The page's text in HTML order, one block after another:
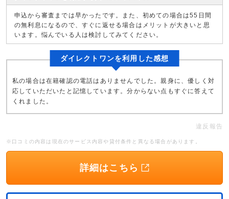
申込から審査までは早かったです。また、初めての場合は55日間
の無利息になるので、すぐに返せる場合はメリットが大きいと思
います。悩んでいる人は検討してみてください。
ダイレクトワンを利用した感想
私の場合は在籍確認の電話はありませんでした。親身に、優しく対
応していただいたと記憶しています。分からない点もすぐに答えて
くれました。
違反報告
※口コミの内容は現在のサービス内容や貸付条件と異なる場合があります。
詳細はこちら